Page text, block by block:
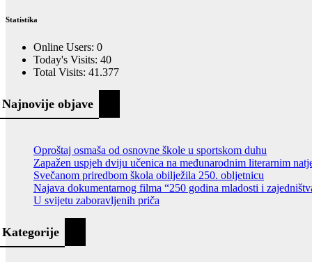
Statistika
Online Users: 0
Today's Visits: 40
Total Visits: 41.377
Najnovije objave
Oproštaj osmaša od osnovne škole u sportskom duhu
Zapažen uspjeh dviju učenica na međunarodnim literarnim
Svečanom priredbom škola obilježila 250. obljetnicu
Najava dokumentarnog filma “250 godina mladosti i
U svijetu zaboravljenih priča
Kategorije